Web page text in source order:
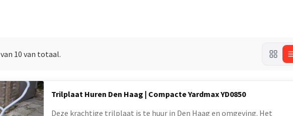
van 10 van totaal.
Trilplaat Huren Den Haag | Compacte Yardmax YD0850
Deze krachtige trilplaat is te huur in Den Haag en omgeving. Het